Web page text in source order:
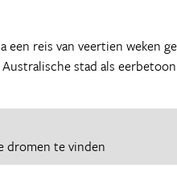
een reis van veertien weken
stad als
dromen te vinden